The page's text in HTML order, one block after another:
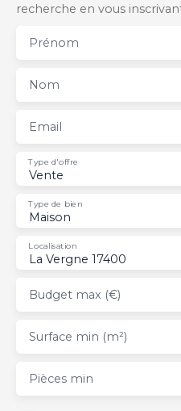
recherche en vous
Prénom
Nom
Email
Vente
Type d'offre
Maison
Type de bien
La Vergne 17400
Localisation
Budget max (€)
Surface min (m²)
Pièces min